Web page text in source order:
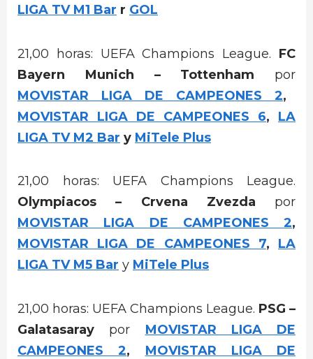
LIGA TV M1 Bar r GOL
21,00 horas: UEFA Champions League. FC
Bayern Munich – Tottenham por
MOVISTAR LIGA DE CAMPEONES 2,
MOVISTAR LIGA DE CAMPEONES 6, LA
LIGA TV M2 Bar y MiTele Plus
21,00 horas: UEFA Champions League.
Olympiacos – Crvena Zvezda por
MOVISTAR LIGA DE CAMPEONES 2,
MOVISTAR LIGA DE CAMPEONES 7, LA
LIGA TV M5 Bar y MiTele Plus
21,00 horas: UEFA Champions League. PSG –
Galatasaray por MOVISTAR LIGA DE
CAMPEONES 2, MOVISTAR LIGA DE